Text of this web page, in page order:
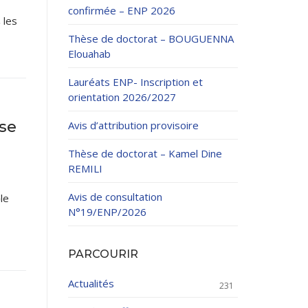
Continue
des Relations
sportives
et
les
confirmée – ENP 2026
Thèse de doctorat – BOUGUENNA
Elouahab
Lauréats ENP- Inscription et
orientation 2026/2027
Avis d’attribution provisoire
Thèse de doctorat – Kamel Dine
REMILI
Avis de consultation
N°19/ENP/2026
PARCOURIR
Actualités 231